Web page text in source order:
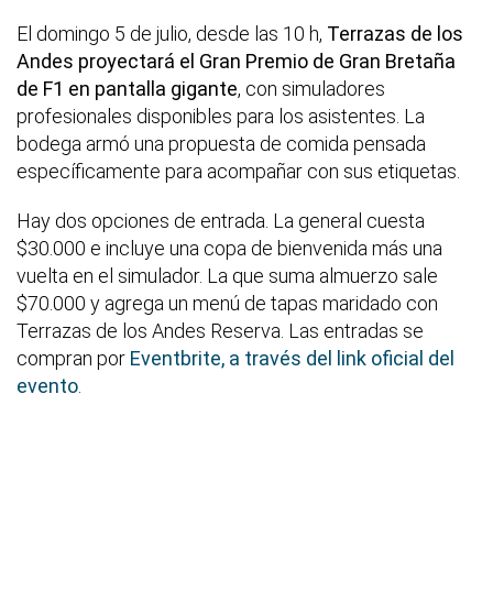
El domingo 5 de julio, desde las 10 h, Terrazas de los
Andes proyectará el Gran Premio de Gran Bretaña
de F1 en pantalla gigante, con simuladores
profesionales disponibles para los asistentes. La
bodega armó una propuesta de comida pensada
específicamente para acompañar con sus etiquetas.
Hay dos opciones de entrada. La general cuesta
$30.000 e incluye una copa de bienvenida más una
vuelta en el simulador. La que suma almuerzo sale
$70.000 y agrega un menú de tapas maridado con
Terrazas de los Andes Reserva. Las entradas se
compran por Eventbrite, a través del link oficial del
evento